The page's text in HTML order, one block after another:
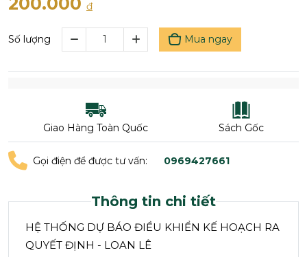
đ
Số lượng Mua ngay
Giao Hàng Toàn Quốc Sách Gốc
Gọi điện để được tư vấn: 0969427661
Thông tin chi tiết
HỆ THỐNG DỰ BÁO ĐIỀU KHIỂN KẾ HOẠCH RA
QUYẾT ĐỊNH - LOAN LÊ